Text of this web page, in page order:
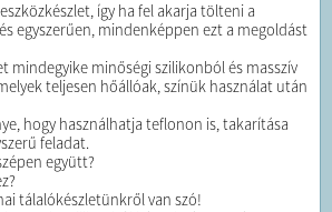
így ha fel akarja tölteni a
egyszerűen, mindenképpen ezt a megoldást
mindegyike minőségi szilikonból és masszív
teljesen hőállóak, színük használat után
hogy használhatja teflonon is, takarítása
feladat.
együtt?
tálalókészletünkről van szó!